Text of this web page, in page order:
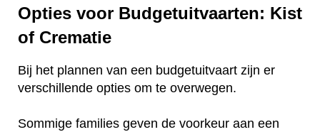
Opties voor Budgetuitvaarten: Kist
of Crematie
Bij het plannen van een budgetuitvaart zijn er
verschillende opties om te overwegen.
Sommige families geven de voorkeur aan een